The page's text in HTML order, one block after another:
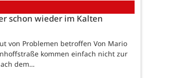
schon wieder im Kalten
von Problemen betroffen Von Mario
kommen einfach nicht zur
dem…